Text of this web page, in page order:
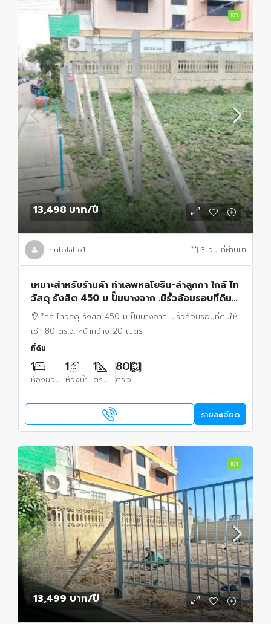
เช่า
13,498 บาท/ปี
nutplatfo1 3 วัน ที่ผ่านมา
เหมาะสำหรับร้านค้า ทำเลพหลโยธิน-ลำลูกกา ใกล้ ไท
วัสดุ รังสิต 450 ม ปั๊มบางจาก .มีรั้วล้อมรอบที่ดิน
ให้เช่า 80 ตร.ว. หน้ากว้าง 20 เมตร
ใกล้ ไทวัสดุ รังสิต 450 ม ปั๊มบางจาก .มีรั้วล้อมรอบที่ดินให้
เช่า 80 ตร.ว. หน้ากว้าง 20 เมตร
ที่ดิน
1
ห้องนอน
1
ห้องน้ำ
1
ตร.ม.
80
ตร.ว.
รายละเอียด
เช่า
13,499 บาท/ปี